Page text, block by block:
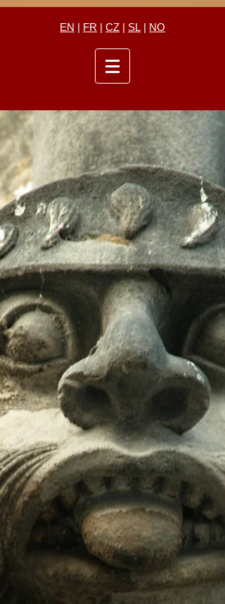
EN | FR | CZ | SL | NO